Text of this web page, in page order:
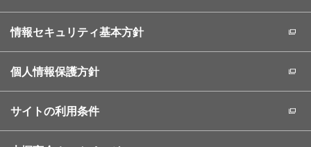
情報セキュリティ基本方針
個人情報保護方針
サイトの利用条件